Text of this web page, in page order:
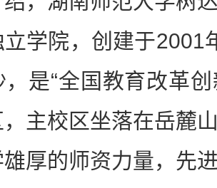
学院，创建于2001
是“全国教育改革
主校区坐落在岳麓
厚的师资力量，先